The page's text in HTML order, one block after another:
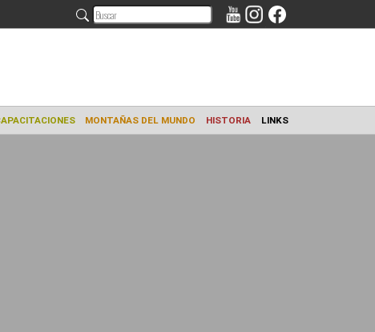
CAPACITACIONES MONTAÑAS DEL MUNDO HISTORIA